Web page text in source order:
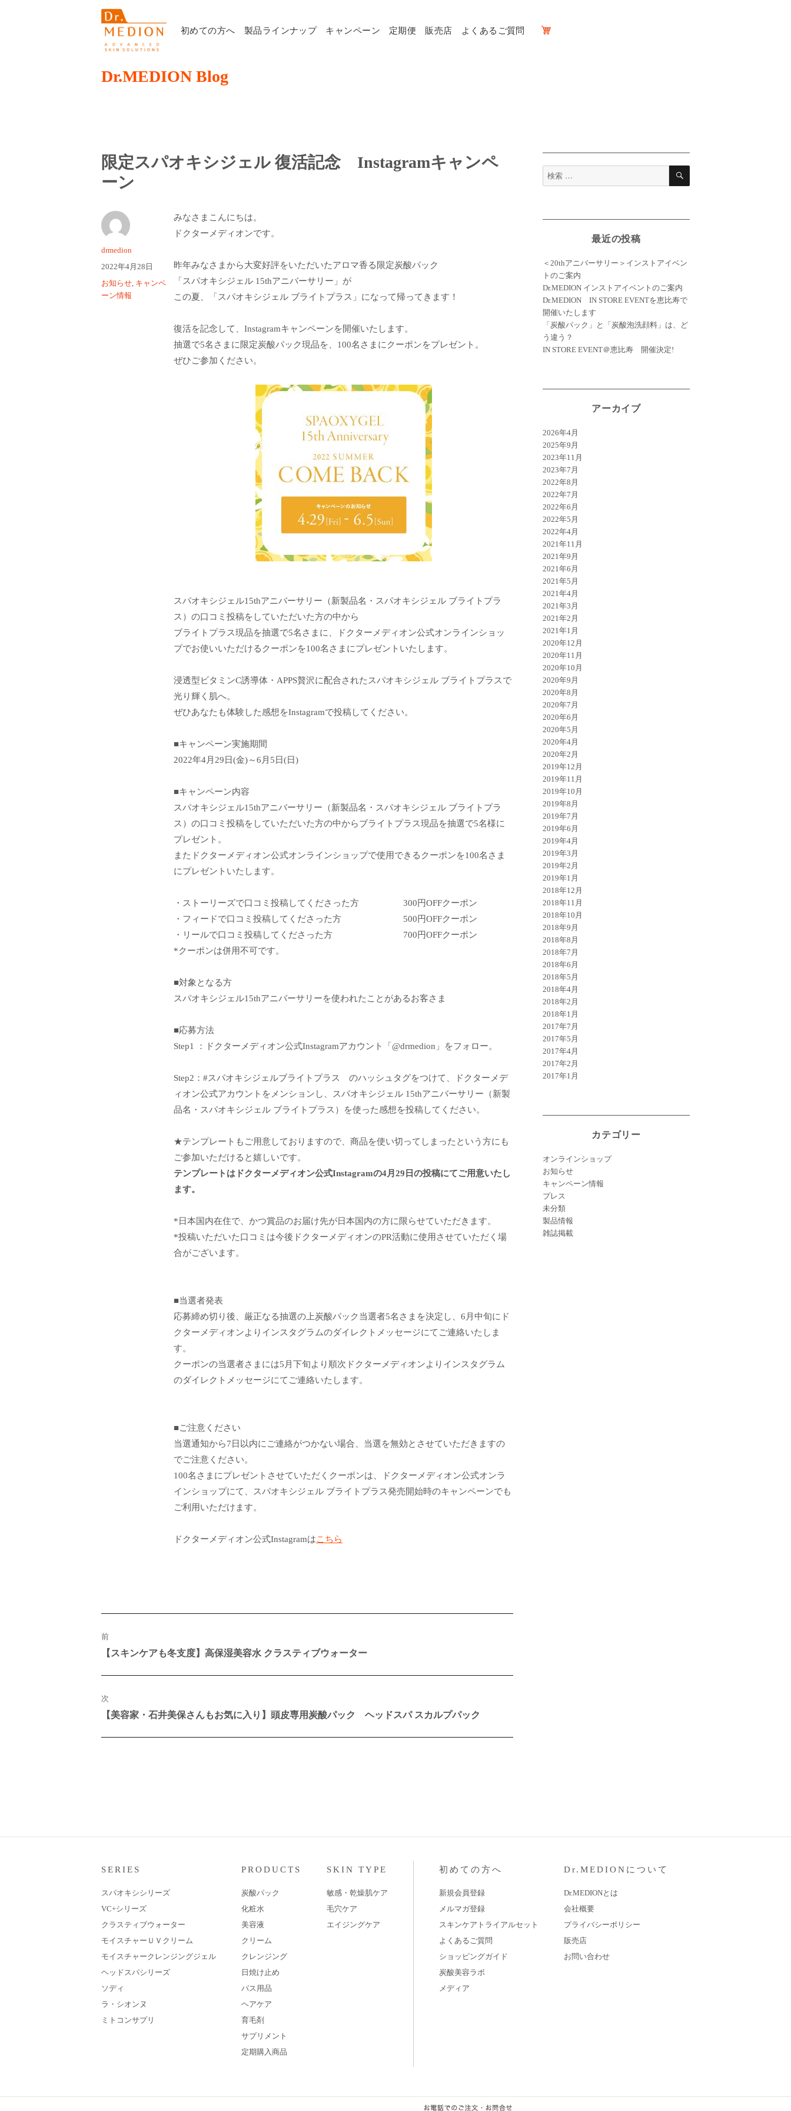
初めての方へ 製品ラインナップ キャンペーン 定期便 販売店 よくあるご質問
Dr.MEDION Blog
限定スパオキシジェル 復活記念 Instagramキャンペ
ーン
みなさまこんにちは。
ドクターメディオンです。
昨年みなさまから大変好評をいただいたアロマ香る限定炭酸パック
「スパオキシジェル 15thアニバーサリー」が
この夏、「スパオキシジェル ブライトプラス」になって帰ってきます！
復活を記念して、Instagramキャンペーンを開催いたします。
抽選で5名さまに限定炭酸パック現品を、100名さまにクーポンをプレゼント。
ぜひご参加ください。
スパオキシジェル15thアニバーサリー（新製品名・スパオキシジェル ブライトプラ
ス）の口コミ投稿をしていただいた方の中から
ブライトプラス現品を抽選で5名さまに、ドクターメディオン公式オンラインショッ
プでお使いいただけるクーポンを100名さまにプレゼントいたします。
浸透型ビタミンC誘導体・APPS贅沢に配合されたスパオキシジェル ブライトプラスで
光り輝く肌へ。
ぜひあなたも体験した感想をInstagramで投稿してください。
■キャンペーン実施期間
2022年4月29日(金)～6月5日(日)
■キャンペーン内容
スパオキシジェル15thアニバーサリー（新製品名・スパオキシジェル ブライトプラ
ス）の口コミ投稿をしていただいた方の中からブライトプラス現品を抽選で5名様に
プレゼント。
またドクターメディオン公式オンラインショップで使用できるクーポンを100名さま
にプレゼントいたします。
・ストーリーズで口コミ投稿してくださった方 300円OFFクーポン
・フィードで口コミ投稿してくださった方 500円OFFクーポン
・リールで口コミ投稿してくださった方 700円OFFクーポン
*クーポンは併用不可です。
■対象となる方
スパオキシジェル15thアニバーサリーを使われたことがあるお客さま
■応募方法
Step1 ：ドクターメディオン公式Instagramアカウント「@drmedion」をフォロー。
Step2：#スパオキシジェルブライトプラス のハッシュタグをつけて、ドクターメデ
ィオン公式アカウントをメンションし、スパオキシジェル 15thアニバーサリー（新製
品名・スパオキシジェル ブライトプラス）を使った感想を投稿してください。
★テンプレートもご用意しておりますので、商品を使い切ってしまったという方にも
ご参加いただけると嬉しいです。
テンプレートはドクターメディオン公式Instagramの4月29日の投稿にてご用意いたし
ます。
*日本国内在住で、かつ賞品のお届け先が日本国内の方に限らせていただきます。
*投稿いただいた口コミは今後ドクターメディオンのPR活動に使用させていただく場
合がございます。
■当選者発表
応募締め切り後、厳正なる抽選の上炭酸パック当選者5名さまを決定し、6月中旬にド
クターメディオンよりインスタグラムのダイレクトメッセージにてご連絡いたしま
す。
クーポンの当選者さまには5月下旬より順次ドクターメディオンよりインスタグラム
のダイレクトメッセージにてご連絡いたします。
■ご注意ください
当選通知から7日以内にご連絡がつかない場合、当選を無効とさせていただきますの
でご注意ください。
100名さまにプレゼントさせていただくクーポンは、ドクターメディオン公式オンラ
インショップにて、スパオキシジェル ブライトプラス発売開始時のキャンペーンでも
ご利用いただけます。
ドクターメディオン公式Instagramはこちら
投
稿
drmedion
投
稿
日:
2022年4月28日
カ
テ
お知らせ, キャンペ
ーン情報
ナ
ビ
ゲ
シ
ン
前
過
去
【スキンケアも冬支度】高保湿美容水 クラスティブウォーター
次
次
の
【美容家・石井美保さんもお気に入り】頭皮専用炭酸パック ヘッドスパ スカルプパック
検
索
検
最近の投稿
＜20thアニバーサリー＞インストアイベン
トのご案内
Dr.MEDION インストアイベントのご案内
Dr.MEDION IN STORE EVENTを恵比寿で
開催いたします
「炭酸パック」と「炭酸泡洗顔料」は、ど
う違う？
IN STORE EVENT＠恵比寿 開催決定!
アーカイブ
2026年4月
2025年9月
2023年11月
2023年7月
2022年8月
2022年7月
2022年6月
2022年5月
2022年4月
2021年11月
2021年9月
2021年6月
2021年5月
2021年4月
2021年3月
2021年2月
2021年1月
2020年12月
2020年11月
2020年10月
2020年9月
2020年8月
2020年7月
2020年6月
2020年5月
2020年4月
2020年2月
2019年12月
2019年11月
2019年10月
2019年8月
2019年7月
2019年6月
2019年4月
2019年3月
2019年2月
2019年1月
2018年12月
2018年11月
2018年10月
2018年9月
2018年8月
2018年7月
2018年6月
2018年5月
2018年4月
2018年2月
2018年1月
2017年7月
2017年5月
2017年4月
2017年2月
2017年1月
カテゴリー
オンラインショップ
お知らせ
キャンペーン情報
プレス
未分類
製品情報
雑誌掲載
SERIES
スパオキシシリーズ
VC+シリーズ
クラスティブウォーター
モイスチャーＵＶクリーム
モイスチャークレンジングジェル
ヘッドスパシリーズ
ソディ
ラ・シオンヌ
ミトコンサプリ
PRODUCTS
炭酸パック
化粧水
美容液
クリーム
クレンジング
日焼け止め
バス用品
ヘアケア
育毛剤
サプリメント
定期購入商品
SKIN TYPE
敏感・乾燥肌ケア
毛穴ケア
エイジングケア
初めての方へ
新規会員登録
メルマガ登録
スキンケアトライアルセット
よくあるご質問
ショッピングガイド
炭酸美容ラボ
メディア
Dr.MEDIONについて
Dr.MEDIONとは
会社概要
プライバシーポリシー
販売店
お問い合わせ